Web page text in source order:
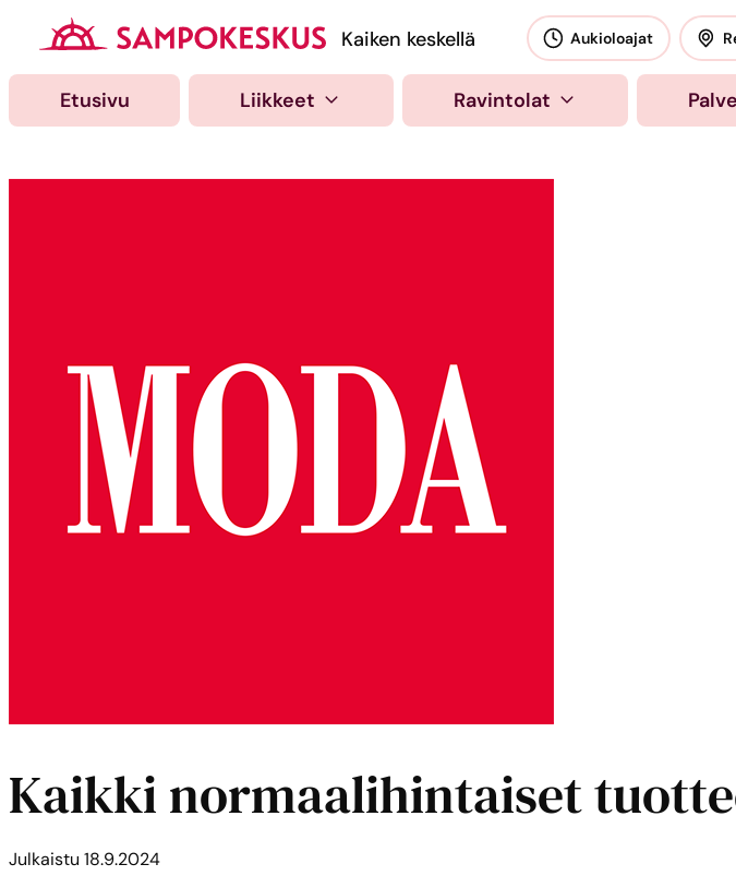
sisältöön
Kauppakeskus Sampokeskus
Kaiken keskellä
Etusivu Liikkeet Ravintolat
Aukioloajat
Kaikki normaalihintaiset
Julkaistu 18.9.2024